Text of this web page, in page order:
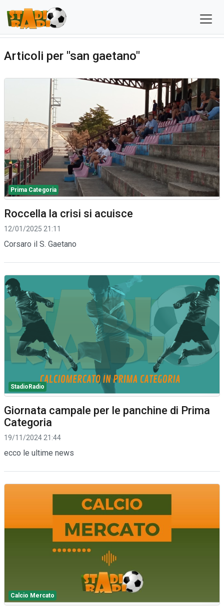
Articoli per "san gaetano"
Prima Categoria
Roccella la crisi si acuisce
12/01/2025 21:11
Corsaro il S. Gaetano
StadioRadio
Giornata campale per le panchine di Prima
Categoria
19/11/2024 21:44
ecco le ultime news
Calcio Mercato